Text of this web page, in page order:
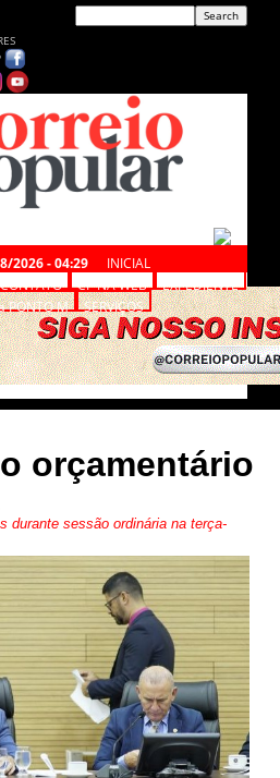
2026 - 04:29
INICIAL
CONTATO CP NA WEB
EXPEDIENTE
PONTO M SERVIÇOS
orçamentário
durante sessão ordinária na terça-